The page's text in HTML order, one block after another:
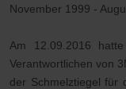
November 1999 -
Am 12.09.2016
Verantwortlichen von
der Schmelztiegel für